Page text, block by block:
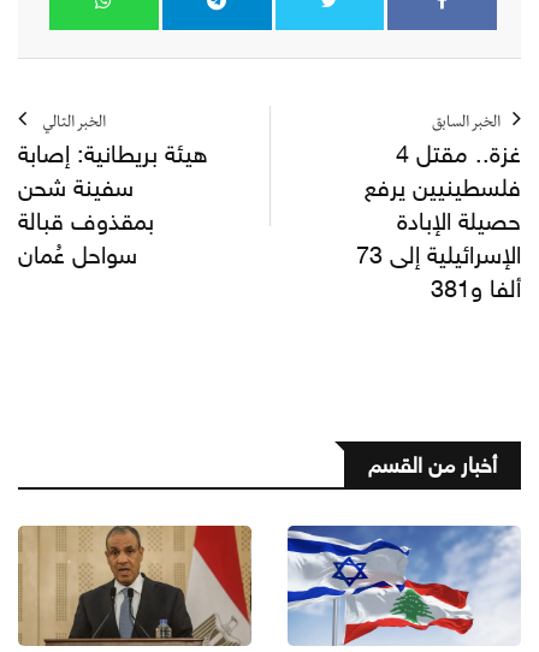
الخبر السابق
غزة.. مقتل 4
فلسطينيين يرفع
حصيلة الإبادة
الإسرائيلية إلى 73
ألفا و381
الخبر التالي
هيئة بريطانية: إصابة
سفينة شحن
بمقذوف قبالة
سواحل عُمان
أخبار من القسم